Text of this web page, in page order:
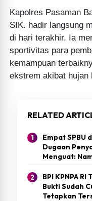
Kapolres Pasaman
SIK. hadir langsung
di hari terakhir. Ia
sportivitas para
kemampuan
ekstrem akibat hujan
RELATED
Empat SPBU
Dugaan
Menguat:
BPI KPNPA
Bukti Sudah
Tetapkan